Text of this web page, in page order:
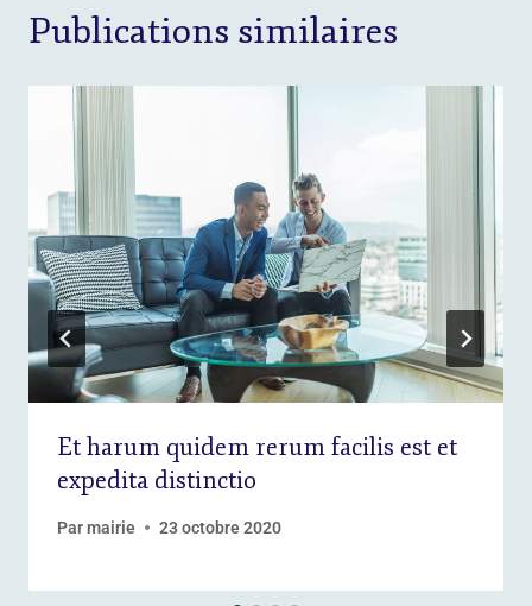
Publications similaires
Et harum quidem rerum facilis est et
expedita distinctio
Parmairie 23 octobre 2020